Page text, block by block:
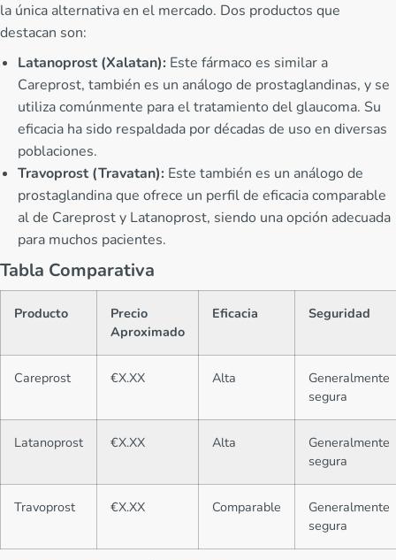
la única alternativa en el mercado. Dos productos que
destacan son:
Latanoprost (Xalatan): Este fármaco es similar a
Careprost, también es un análogo de prostaglandinas, y se
utiliza comúnmente para el tratamiento del glaucoma. Su
eficacia ha sido respaldada por décadas de uso en diversas
poblaciones.
Travoprost (Travatan): Este también es un análogo de
prostaglandina que ofrece un perfil de eficacia comparable
al de Careprost y Latanoprost, siendo una opción adecuada
para muchos pacientes.
Tabla Comparativa
Producto
Precio
Aproximado
Eficacia Seguridad
Careprost €X.XX Alta
Generalmente
segura
Latanoprost €X.XX Alta
Generalmente
segura
Travoprost €X.XX Comparable
Generalmente
segura